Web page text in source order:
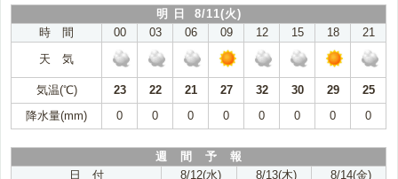
明 日 8/11(火)
時 間
00 03 06 09 12 15 18
21
天 気
気温(℃) 23 22 21 27 32 30 29
25
降水量(mm)
0 0 0 0 0 0 0 0
週 間 予 報
日 付
8/12(水) 8/13(木) 8/14(金)